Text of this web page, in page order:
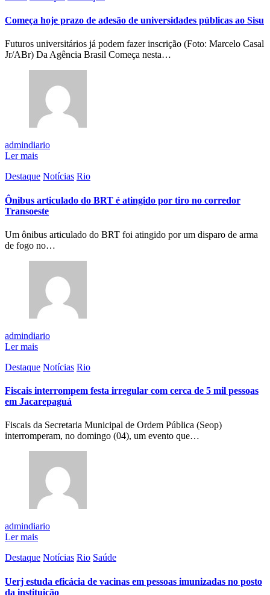
Começa hoje prazo de adesão de universidades públicas ao Sisu
Futuros universitários já podem fazer inscrição (Foto: Marcelo Casal
Jr/ABr) Da Agência Brasil Começa nesta…
admindiario
Ler mais
Destaque Notícias Rio
Ônibus articulado do BRT é atingido por tiro no corredor
Transoeste
Um ônibus articulado do BRT foi atingido por um disparo de arma
de fogo no…
admindiario
Ler mais
Destaque Notícias Rio
Fiscais interrompem festa irregular com cerca de 5 mil pessoas
em Jacarepaguá
Fiscais da Secretaria Municipal de Ordem Pública (Seop)
interromperam, no domingo (04), um evento que…
admindiario
Ler mais
Destaque Notícias Rio Saúde
Uerj estuda eficácia de vacinas em pessoas imunizadas no posto
da instituição